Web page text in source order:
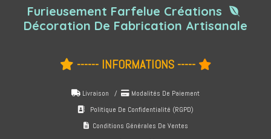
Furieusement Farfelue Créations 
Décoration De Fabrication Artisanale
 ------ INFORMATIONS ----- 
 Livraison /  Modalités De Paiement
 Politique De Confidentialité (RGPD)
Conditions Générales De Ventes